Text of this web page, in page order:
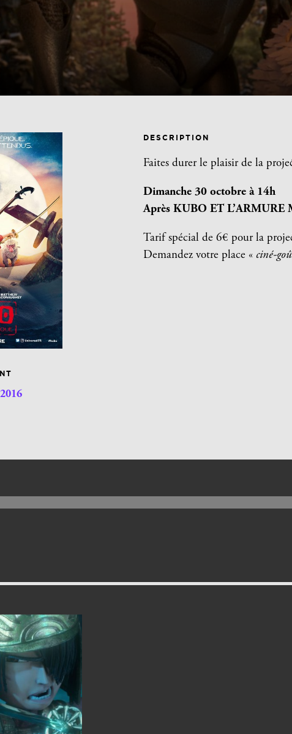
DESCRIPTION
Faites durer le plaisir de la
Dimanche 30 octobre à 14h
Après KUBO ET L’ARMURE
Tarif spécial de 6€ pour la
Demandez votre place « ciné-